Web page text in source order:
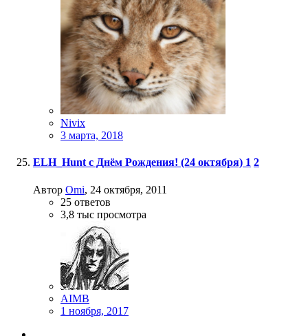
Nivix
3 марта, 2018
ELH_Hunt с Днём Рождения! (24 октября) 1 2
Автор Omi, 24 октября, 2011
25 ответов
3,8 тыс просмотра
AIMB
1 ноября, 2017